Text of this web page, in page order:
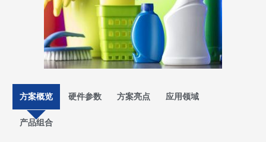
方案概览 硬件参数 方案亮点 应用领域
产品组合